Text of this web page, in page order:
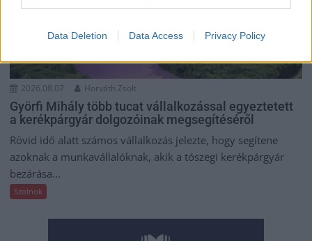
Data Deletion Data Access Privacy Policy
2026.08.07. Horváth Zsolt
Györfi Mihály több tucat vállalkozással egyeztetett
a kerékpárgyár dolgozóinak megsegítéséről
Rövid idő alatt számos vállalkozás jelezte, hogy segítene
azoknak a munkavállalóknak, akik a tószegi kerékpárgyár
bezárása...
Szolnok